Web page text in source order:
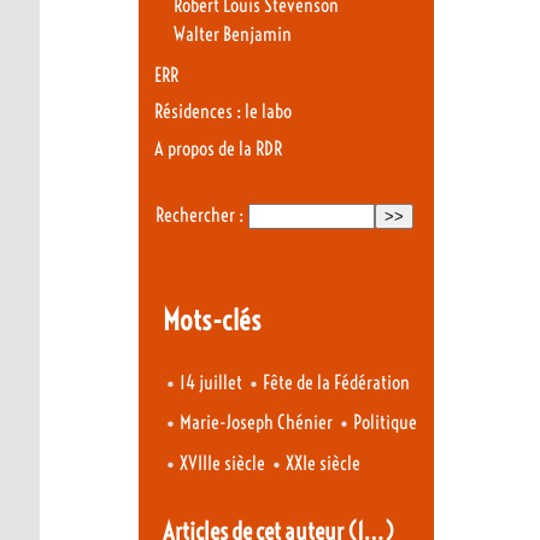
Robert Louis Stevenson
Walter Benjamin
ERR
Résidences : le labo
A propos de la RDR
Rechercher :
Mots-clés
• 14 juillet • Fête de la Fédération
• Marie-Joseph Chénier • Politique
• XVIIIe siècle •XXIe siècle
Articles de cet auteur(1…)